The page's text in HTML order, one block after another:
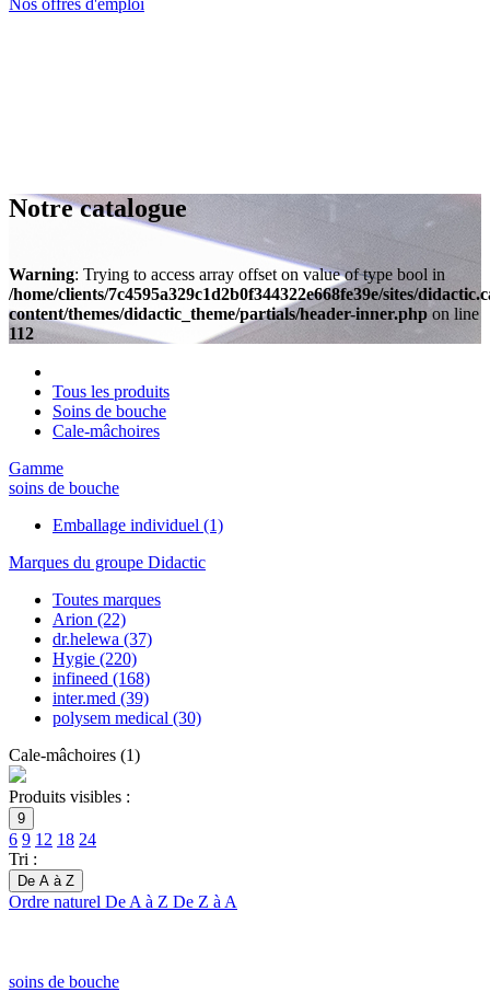
Notre catalogue
Warning: Trying to access array offset on value of type bool in
/home/clients/7c4595a329c1d2b0f344322e668fe39e/sites/
content/themes/didactic_theme/partials/header-inner.php on line
112
Tous les produits
Soins de bouche
Cale-mâchoires
Gamme
soins de bouche
Emballage individuel (1)
Marques du groupe Didactic
Toutes marques
Arion (22)
dr.helewa (37)
Hygie (220)
infineed (168)
inter.med (39)
polysem medical (30)
Cale-mâchoires (1)
Produits visibles :
9
6 9 12 18 24
Tri :
De A à Z
Ordre naturel De A à Z De Z à A
soins de bouche